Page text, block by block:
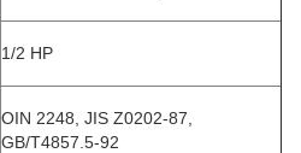
1/2 HP
OIN 2248, JIS Z0202-87,
GB/T4857.5-92